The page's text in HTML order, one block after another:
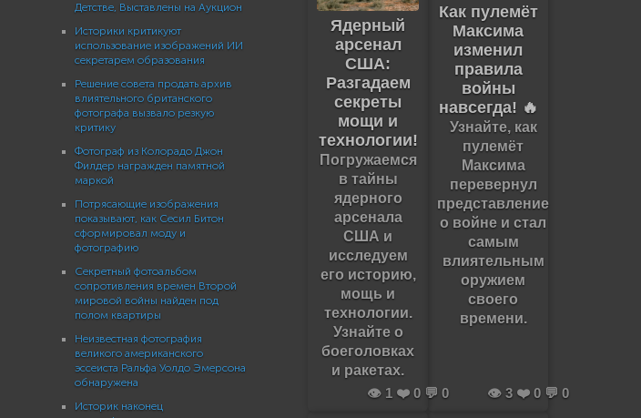
Детстве, Выставлены на Аукцион
Историки критикуют
использование изображений ИИ
секретарем образования
Решение совета продать архив
влиятельного британского
фотографа вызвало резкую
критику
Фотограф из Колорадо Джон
Филдер награжден памятной
маркой
Потрясающие изображения
показывают, как Сесил Битон
сформировал моду и
фотографию
Секретный фотоальбом
сопротивления времен Второй
мировой войны найден под
полом квартиры
Неизвестная фотография
великого американского
эссеиста Ральфа Уолдо Эмерсона
обнаружена
Историк наконец
Ядерный
арсенал
США:
Разгадаем
секреты
мощи и
технологии!
Погружаемся
в тайны
ядерного
арсенала
США и
исследуем
его историю,
мощь и
технологии.
Узнайте о
боеголовках
и ракетах.
👁️ 1 ❤️ 0 💬 0
Как пулемёт
Максима
изменил
правила
войны
навсегда! 🔥
Узнайте, как
пулемёт
Максима
перевернул
представление
о войне и стал
самым
влиятельным
оружием
своего
времени.
👁️ 3 ❤️ 0 💬 0